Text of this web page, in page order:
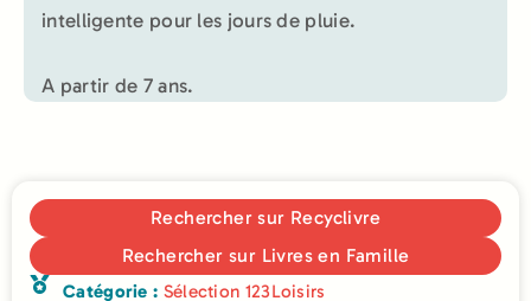
intelligente pour les jours de pluie.
A partir de 7 ans.
Rechercher sur Recyclivre
Rechercher sur Livres en Famille
Catégorie : Sélection 123Loisirs